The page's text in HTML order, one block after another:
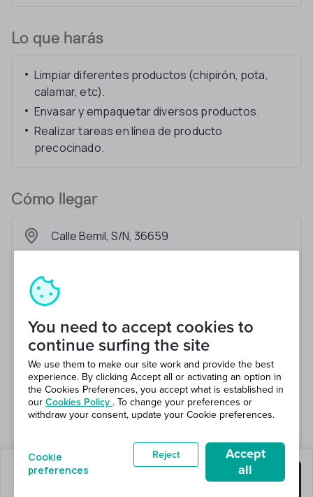
Lo que harás
Limpiar diferentes productos (chipirón, pota,
calamar, etc).
Envasar y empaquetar diversos productos.
Realizar tareas en línea de producto
precocinado.
Cómo llegar
Calle Bemil, S/N, 36659
quedan 19 puestos Consigue este trabajo
You need to accept cookies to
continue surfing the site
We use them to make our site work and provide the best
experience. By clicking Accept all or activating an option in
the Cookies Preferences, you accept what is established in
our Cookies Policy . To change your preferences or
withdraw your consent, update your Cookie preferences.
Cookie
preferences
Reject
Accept
all